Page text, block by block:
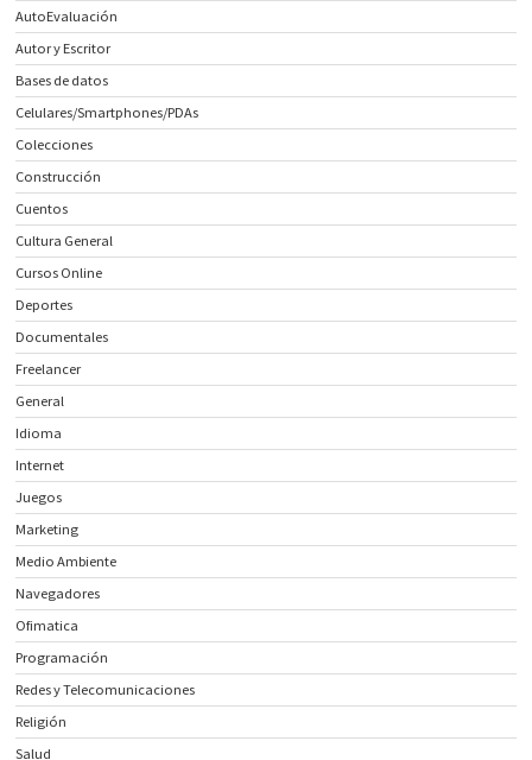
AutoEvaluación
Autor y Escritor
Bases de datos
Celulares/Smartphones/PDAs
Colecciones
Construcción
Cuentos
Cultura General
Cursos Online
Deportes
Documentales
Freelancer
General
Idioma
Internet
Juegos
Marketing
Medio Ambiente
Navegadores
Ofimatica
Programación
Redes y Telecomunicaciones
Religión
Salud